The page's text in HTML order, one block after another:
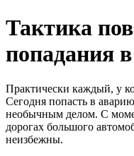
Тактика
попадания
Практически каждый, у
Сегодня попасть в
необычным делом. С
дорогах большого
неизбежны.